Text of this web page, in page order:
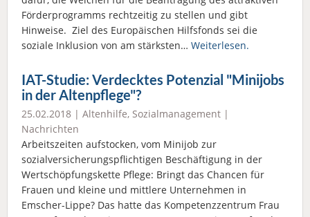
Förderprogramms rechtzeitig zu stellen und gibt
Hinweise. Ziel des Europäischen Hilfsfonds sei die
soziale Inklusion von am stärksten… Weiterlesen.
IAT-Studie: Verdecktes Potenzial "Minijobs
in der Altenpflege"?
25.02.2018 | Altenhilfe, Sozialmanagement |
Nachrichten
Arbeitszeiten aufstocken, vom Minijob zur
sozialversicherungspflichtigen Beschäftigung in der
Wertschöpfungskette Pflege: Bringt das Chancen für
Frauen und kleine und mittlere Unternehmen in
Emscher-Lippe? Das hatte das Kompetenzzentrum Frau